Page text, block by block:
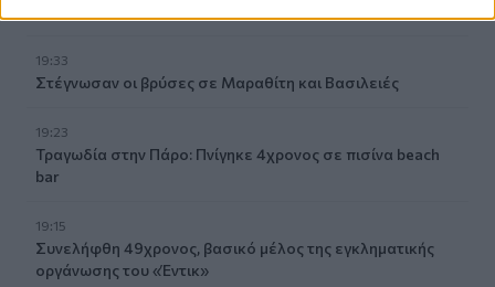
19:33
Στέγνωσαν οι βρύσες σε Μαραθίτη και Βασιλειές
19:23
Τραγωδία στην Πάρο: Πνίγηκε 4χρονος σε πισίνα beach
bar
19:15
Συνελήφθη 49χρονος, βασικό μέλος της εγκληματικής
οργάνωσης του «Έντικ»